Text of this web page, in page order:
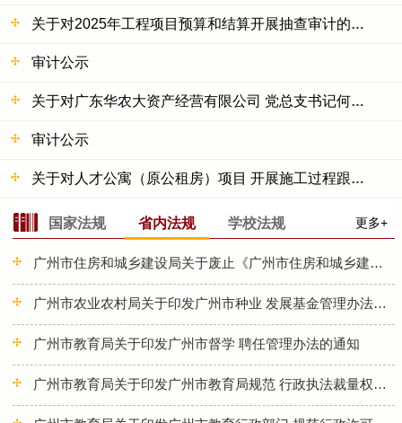
关于对2025年工程项目预算和结算开展抽查审计的公示
审计公示
关于对广东华农大资产经营有限公司 党总支书记何冬梅同...
审计公示
关于对人才公寓（原公租房）项目 开展施工过程跟踪审计...
国家法规 省内法规 学校法规 更多+
广州市住房和城乡建设局关于废止《广州市住房和城乡建设委员会关于进...
广州市农业农村局关于印发广州市种业 发展基金管理办法的通知
广州市教育局关于印发广州市督学 聘任管理办法的通知
广州市教育局关于印发广州市教育局规范 行政执法裁量权规定的通知